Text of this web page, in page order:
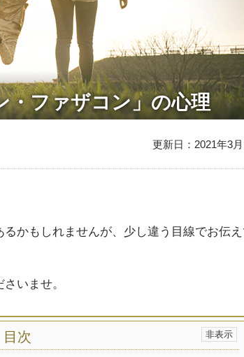
・ファザコン」の心理
更新日：2021年3
かもしれませんが、少し違う目線でお伝え
いませ。
目次